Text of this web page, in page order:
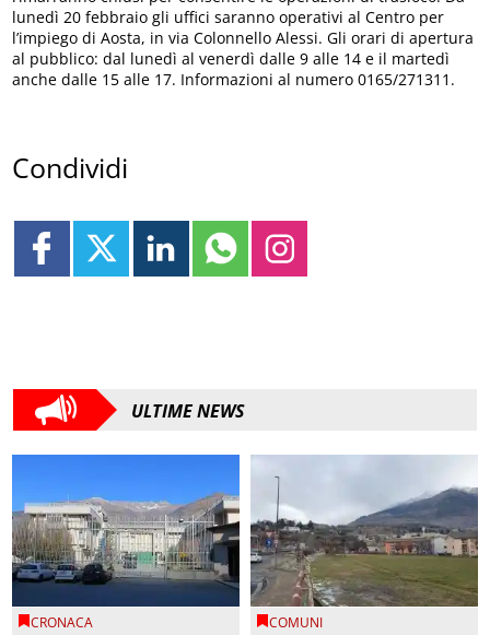
lunedì 20 febbraio gli uffici saranno operativi al Centro per
l’impiego di Aosta, in via Colonnello Alessi. Gli orari di apertura
al pubblico: dal lunedì al venerdì dalle 9 alle 14 e il martedì
anche dalle 15 alle 17. Informazioni al numero 0165/271311.
Condividi
ULTIME NEWS
CRONACA COMUNI